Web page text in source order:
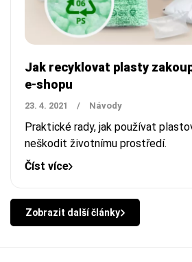
Jak recyklovat plasty
e-shopu
23. 4. 2021 / Návody
Praktické rady, jak používat
neškodit životnímu prostředí.
Číst více
Zobrazit další články